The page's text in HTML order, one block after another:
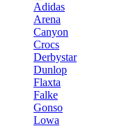
Adidas
Arena
Canyon
Crocs
Derbystar
Dunlop
Flaxta
Falke
Gonso
Lowa